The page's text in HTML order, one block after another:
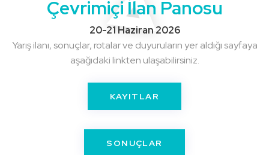
Çevrimiçi İlan Panosu
20-21 Haziran 2026
Yarış ilanı, sonuçlar, rotalar ve duyuruların yer aldığı sayfaya
aşağıdaki linkten ulaşabilirsiniz.
KAYITLAR
SONUÇLAR